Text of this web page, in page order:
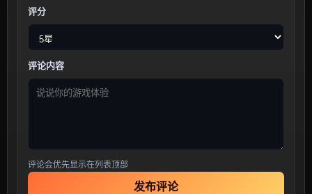
评分
评论内容
评论会优先显示在列表顶部
发布评论